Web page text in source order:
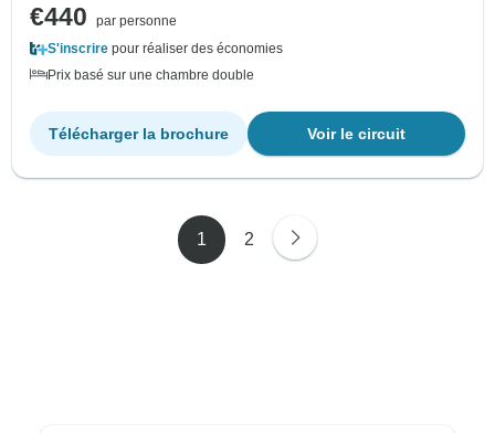
€440
par personne
S'inscrire pour réaliser des économies
Prix basé sur une chambre double
Voir le circuit
Télécharger la brochure
1 2